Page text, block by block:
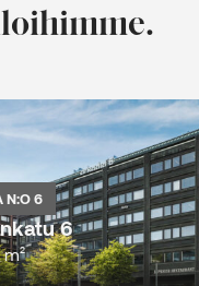
N:O 6
6
m²